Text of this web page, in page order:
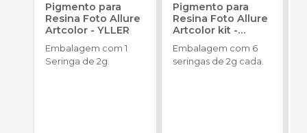
Pigmento para
Resina Foto Allure
Artcolor -YLLER
Embalagem com 1
Seringa de 2g.
Pigmento para
Resina Foto Allure
Artcolor kit-
YLLER
Embalagem com 6
seringas de 2g cada.